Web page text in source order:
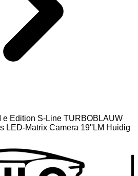
e Edition S-Line TURBOBLAUW
LED-Matrix Camera 19''LM Huidig